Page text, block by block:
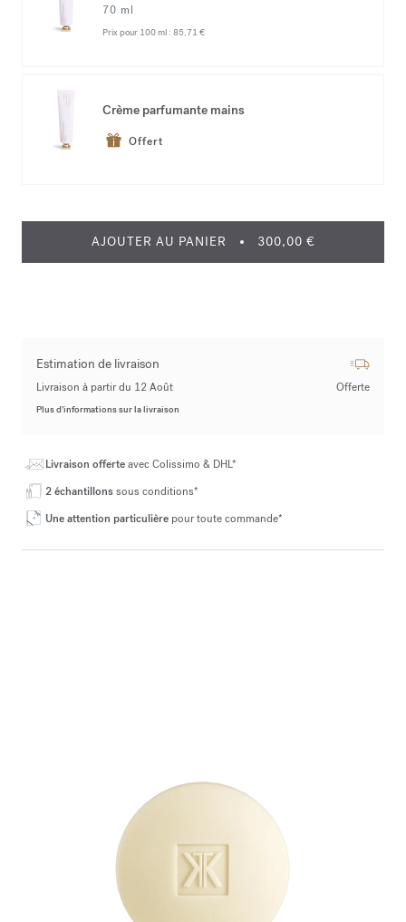
70 ml
Prix pour 100 ml : 85,71 €
Crème parfumante mains
Offert
AJOUTER AU PANIER 300,00 €
Estimation de livraison
Livraison à partir du 12 Août Offerte
Plus d’informations sur la livraison
Livraison offerteavec Colissimo & DHL*
2 échantillonssous conditions*
Une attention particulière pour toute commande*